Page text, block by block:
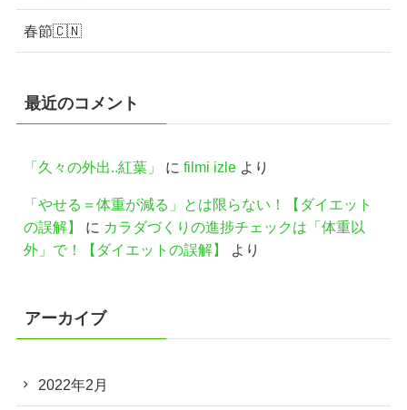
春節🇨🇳
最近のコメント
「久々の外出..紅葉」 に filmi izleより
「やせる＝体重が減る」とは限らない！【ダイエット
の誤解】
に カラダづくりの進捗チェックは「体重以
外」で！【ダイエットの誤解】
より
アーカイブ
2022年2月